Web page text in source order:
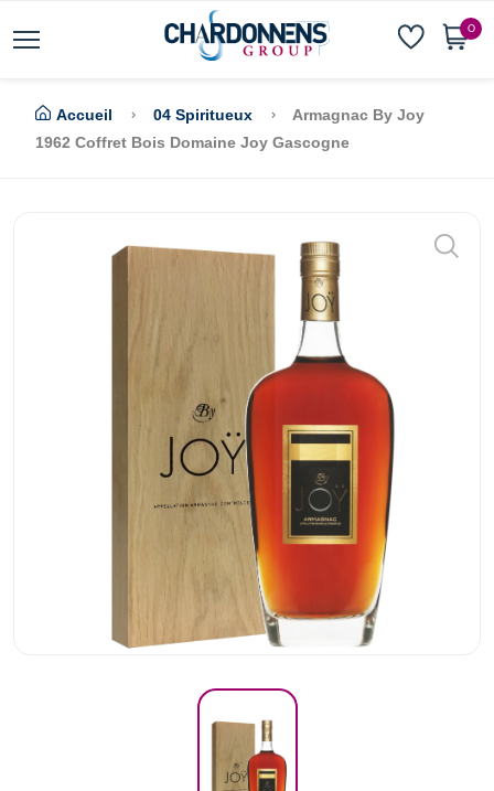
0
Accueil 04 Spiritueux
Armagnac By Joy
1962 Coffret Bois Domaine Joy Gascogne